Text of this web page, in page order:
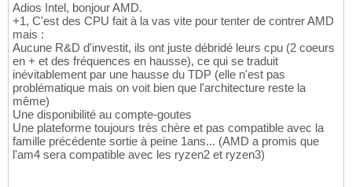
Adios Intel, bonjour AMD.
+1, C'est des CPU fait à la vas vite pour tenter de contrer AMD
mais :
Aucune R&D d'investit, ils ont juste débridé leurs cpu (2 coeurs
en + et des fréquences en hausse), ce qui se traduit
inévitablement par une hausse du TDP (elle n'est pas
problématique mais on voit bien que l'architecture reste la
même)
Une disponibilité au compte-goutes
Une plateforme toujours très chère et pas compatible avec la
famille précédente sortie à peine 1ans... (AMD a promis que
l'am4 sera compatible avec les ryzen2 et ryzen3)